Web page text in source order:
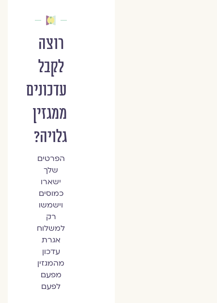
רוצה
לקבל
עדכונים
ממגזין
גלויה?
הפרטים
שלך
ישארו
כמוסים
וישמשו
רק
למשלוח
אגרת
עדכון
מהמגזין
מפעם
לפעם